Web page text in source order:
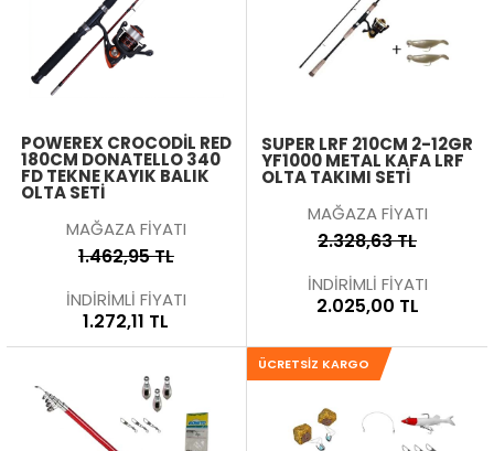
POWEREX CROCODIL RED
180CM DONATELLO 340
FD TEKNE KAYIK BALIK
OLTA SETI
MAĞAZA FİYATI
1.462,95 TL
İNDİRİMLİ FİYATI
1.272,11 TL
SUPER LRF 210CM 2-12GR
YF1000 METAL KAFA LRF
OLTA TAKIMI SETI
MAĞAZA FİYATI
2.328,63 TL
İNDİRİMLİ FİYATI
2.025,00 TL
ÜCRETSIZ KARGO